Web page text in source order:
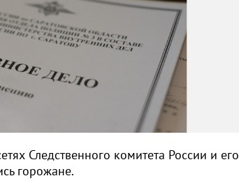
Следственного комитета России и его
горожане.